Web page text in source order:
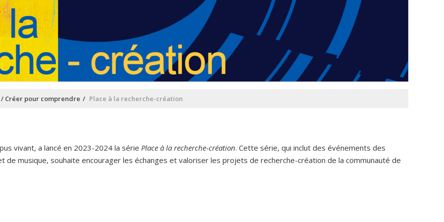
Créer pour comprendre Place à la recherche-création
vivant, a lancé en 2023-2024 la série Place à la recherche-création. Cette série, qui inclut des événements des
de musique, souhaite encourager les échanges et valoriser les projets de recherche-création de la communauté de